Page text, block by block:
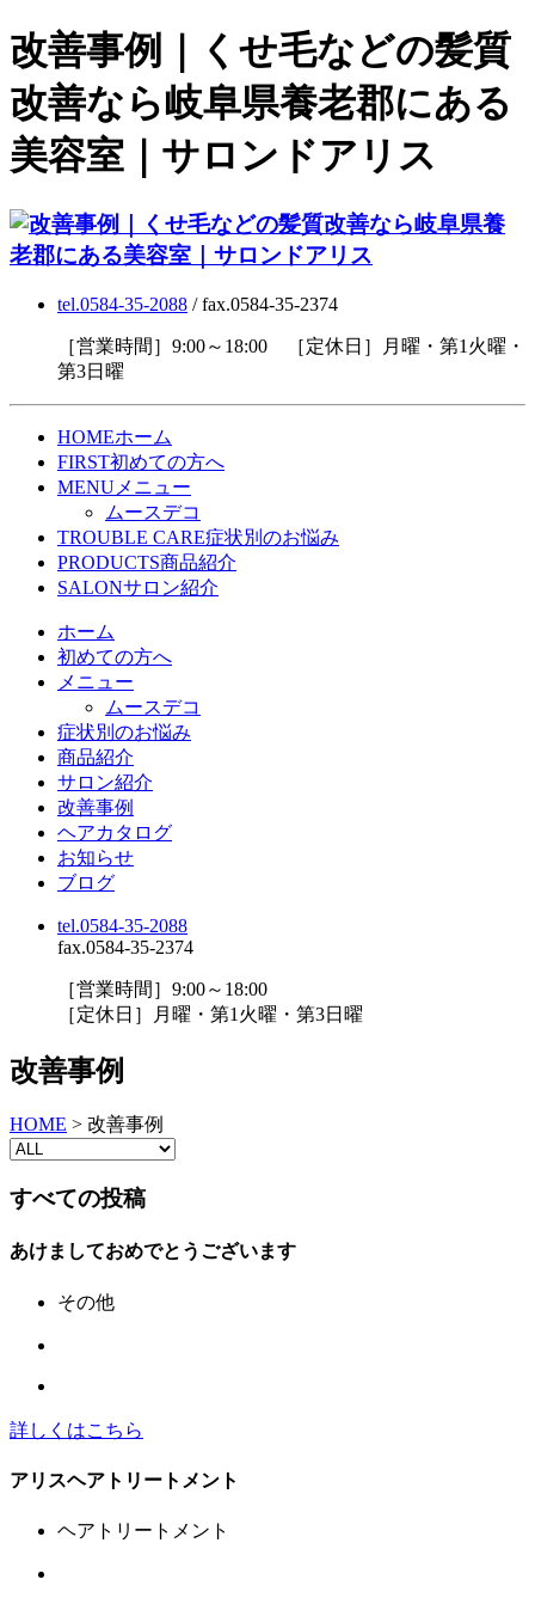
改善事例｜くせ毛などの髪質
改善なら岐阜県養老郡にある
美容室｜サロンドアリス
tel.0584-35-2088 / fax.0584-35-2374
［営業時間］9:00～18:00 ［定休日］月曜・第1火曜・
第3日曜
HOMEホーム
FIRST初めての方へ
MENU メニュー
ムースデコ
TROUBLE CARE症状別のお悩み
PRODUCTS商品紹介
SALONサロン紹介
ホーム
初めての方へ
メニュー
ムースデコ
症状別のお悩み
商品紹介
サロン紹介
改善事例
ヘアカタログ
お知らせ
ブログ
tel.0584-35-2088
fax.0584-35-2374
［営業時間］9:00～18:00
［定休日］月曜・第1火曜・第3日曜
改善事例
HOME > 改善事例
すべての投稿
あけましておめでとうございます
その他
詳しくはこちら
アリスヘアトリートメント
ヘアトリートメント